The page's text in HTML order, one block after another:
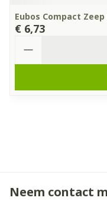
Eubos Compact
€ 6,73
Neem contact